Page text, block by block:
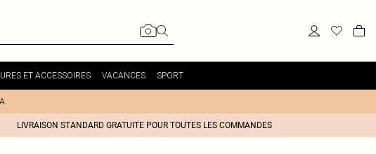
ET ACCESSOIRES VACANCES SPORT
LIVRAISON STANDARD GRATUITE POUR TOUTES LES COMMANDES